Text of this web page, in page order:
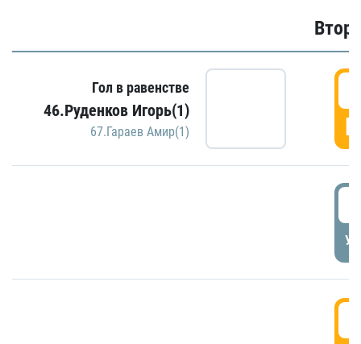
Гол в равенстве
46.Руденков Игорь(1)
67.Гараев Амир(1)